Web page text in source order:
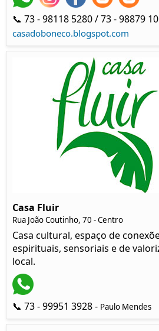
📞 73 - 98118 5280 / 73 - 98879
casadoboneco.blogspot.com
Casa Fluir
Rua João Coutinho, 70 - Centro
Casa cultural, espaço de
espirituais, sensoriais e de
local.
📞 73 - 99951 3928 - Paulo Mendes